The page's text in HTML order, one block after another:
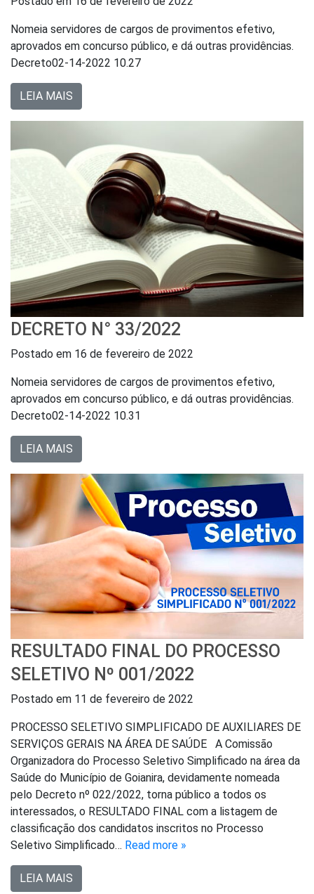
Nomeia servidores de cargos de provimentos efetivo,
aprovados em concurso público, e dá outras providências.
Decreto02-14-2022 10.27
LEIA MAIS
DECRETO N° 33/2022
Postado em 16 de fevereiro de 2022
Nomeia servidores de cargos de provimentos efetivo,
aprovados em concurso público, e dá outras providências.
Decreto02-14-2022 10.31
LEIA MAIS
RESULTADO FINAL DO PROCESSO
SELETIVO Nº 001/2022
Postado em 11 de fevereiro de 2022
PROCESSO SELETIVO SIMPLIFICADO DE AUXILIARES DE
SERVIÇOS GERAIS NA ÁREA DE SAÚDE A Comissão
Organizadora do Processo Seletivo Simplificado na área da
Saúde do Município de Goianira, devidamente nomeada
pelo Decreto nº 022/2022, torna público a todos os
interessados, o RESULTADO FINAL com a listagem de
classificação dos candidatos inscritos no Processo
Seletivo Simplificado… Read more »
LEIA MAIS